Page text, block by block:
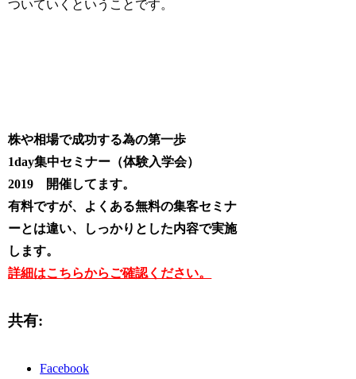
ついていくということです。
株や相場で成功する為の第一歩
1day集中セミナー（体験入学会）
2019 開催してます。
有料ですが、よくある無料の集客セミナ
ーとは違い、しっかりとした内容で実施
します。
詳細はこちらからご確認ください。
共有:
Facebook